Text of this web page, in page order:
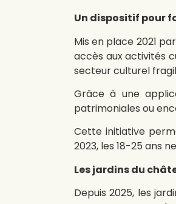
Un dispositif pour
Mis en place 2021
accès aux activités
secteur culturel
Grâce à une
patrimoniales ou
Cette initiative
2023, les 18-25 ans
Les jardins du
Depuis 2025, les